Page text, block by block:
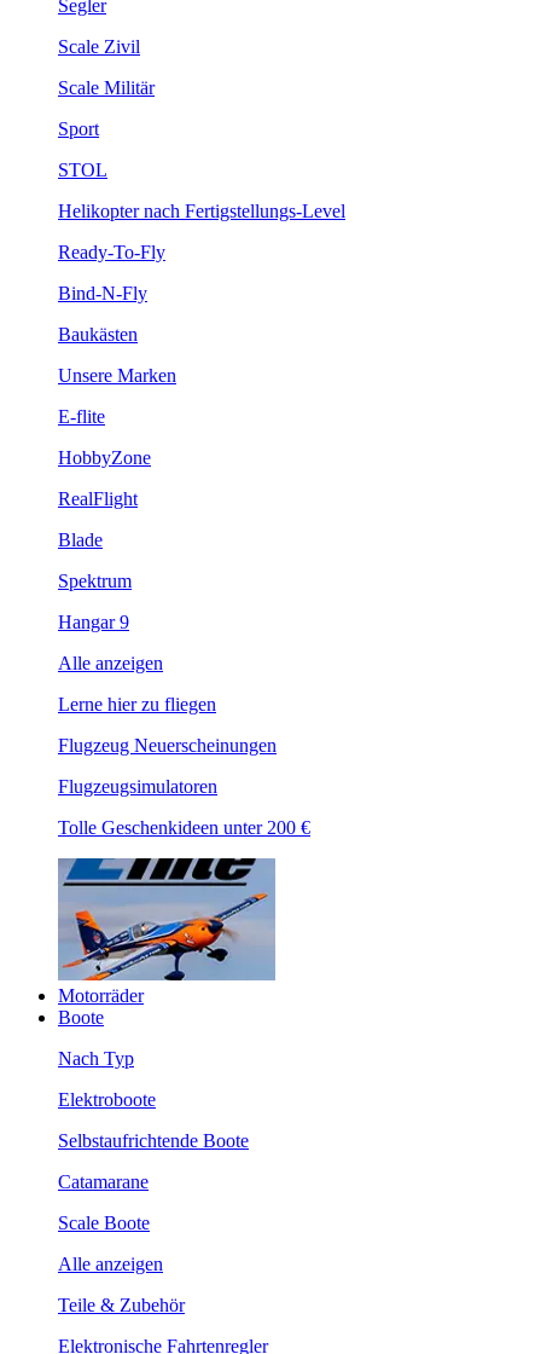
Segler
Scale Zivil
Scale Militär
Sport
STOL
Helikopter nach Fertigstellungs-Level
Ready-To-Fly
Bind-N-Fly
Baukästen
Unsere Marken
E-flite
HobbyZone
RealFlight
Blade
Spektrum
Hangar 9
Alle anzeigen
Lerne hier zu fliegen
Flugzeug Neuerscheinungen
Flugzeugsimulatoren
Tolle Geschenkideen unter 200 €
Motorräder
Boote
Nach Typ
Elektroboote
Selbstaufrichtende Boote
Catamarane
Scale Boote
Alle anzeigen
Teile & Zubehör
Elektronische Fahrtenregler